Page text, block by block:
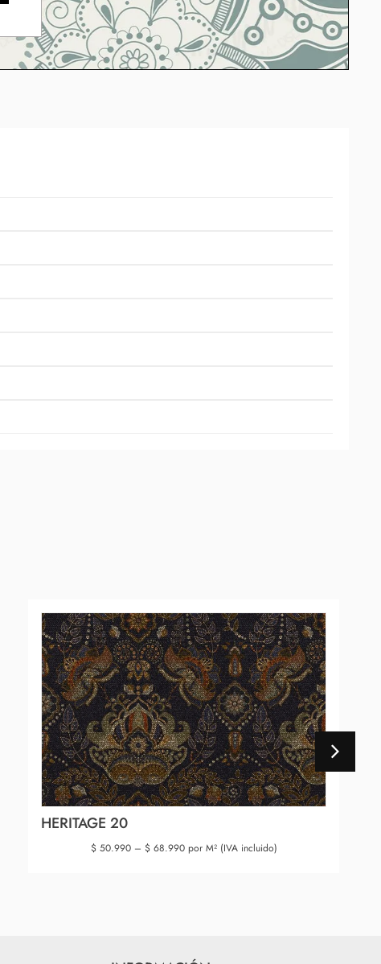
HERITAGE 20
$50.990 – $68.990por M² (IVA incluido)